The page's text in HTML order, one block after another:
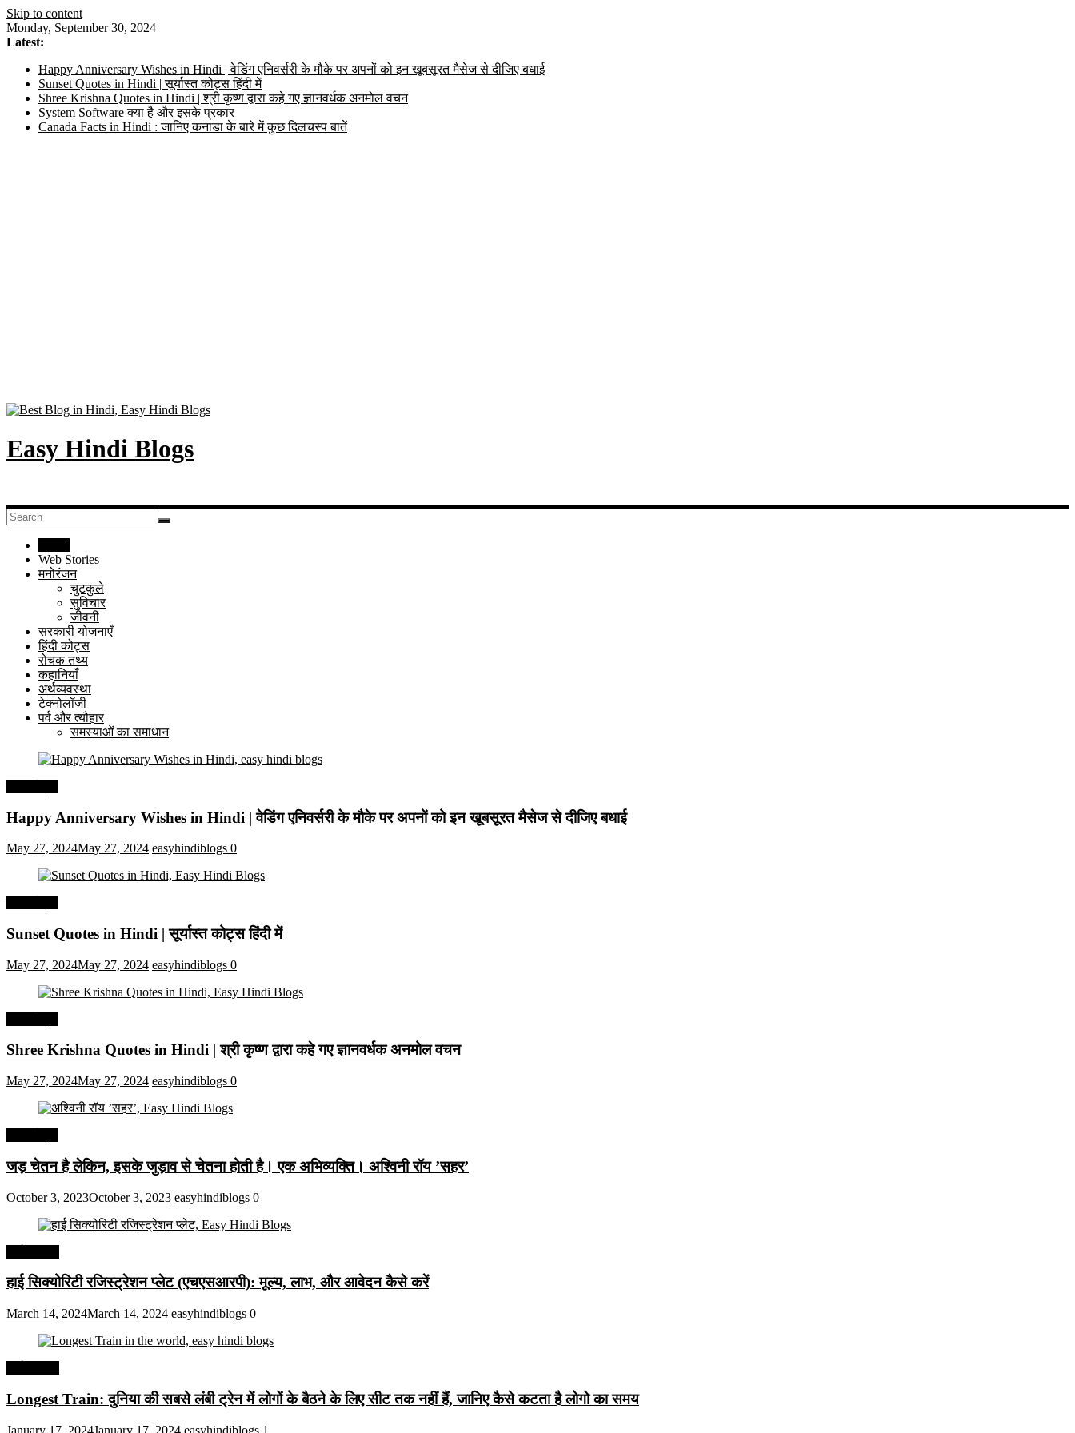
Skip to content
Monday, September 30, 2024
Latest:
Happy Anniversary Wishes in Hindi | वेडिंग एनिवर्सरी के मौके पर अपनों को इन खूबसूरत मैसेज से दीजिए बधाई
Sunset Quotes in Hindi | सूर्यास्त कोट्स हिंदी में
Shree Krishna Quotes in Hindi | श्री कृष्ण द्वारा कहे गए ज्ञानवर्धक अनमोल वचन
System Software क्या है और इसके प्रकार
Canada Facts in Hindi : जानिए कनाडा के बारे में कुछ दिलचस्प बातें
Easy Hindi Blogs
Web Stories
मनोरंजन
चुटकुले
सुविचार
जीवनी
सरकारी योजनाएँ
हिंदी कोट्स
रोचक तथ्य
कहानियाँ
अर्थव्यवस्था
टेक्नोलॉजी
पर्व और त्यौहार
समस्याओं का समाधान
Happy Anniversary Wishes in Hindi | वेडिंग एनिवर्सरी के मौके पर अपनों को इन खूबसूरत मैसेज से दीजिए बधाई
May 27, 2024May 27, 2024 easyhindiblogs 0
Sunset Quotes in Hindi | सूर्यास्त कोट्स हिंदी में
May 27, 2024May 27, 2024 easyhindiblogs 0
Shree Krishna Quotes in Hindi | श्री कृष्ण द्वारा कहे गए ज्ञानवर्धक अनमोल वचन
May 27, 2024May 27, 2024 easyhindiblogs 0
जड़ चेतन है लेकिन, इसके जुड़ाव से चेतना होती है। एक अभिव्यक्ति। अश्विनी रॉय ’सहर’
October 3, 2023October 3, 2023 easyhindiblogs 0
हाई सिक्योरिटी रजिस्ट्रेशन प्लेट (एचएसआरपी): मूल्य, लाभ, और आवेदन कैसे करें
March 14, 2024March 14, 2024 easyhindiblogs 0
Longest Train: दुनिया की सबसे लंबी ट्रेन में लोगों के बैठने के लिए सीट तक ​​नहीं हैं, जानिए कैसे कटता है लोगो का समय
January 17, 2024January 17, 2024 easyhindiblogs 1